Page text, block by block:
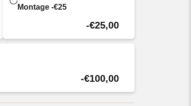
Montage -€25
-€25,00
-€100,00